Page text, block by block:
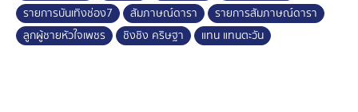
รายการบันเทิงช่อง7
สัมภาษณ์ดารา
รายการสัมภาษณ์ดารา
ลูกผู้ชายหัวใจเพชร
ชิงชิง คริษฐา แทน แทนตะวัน